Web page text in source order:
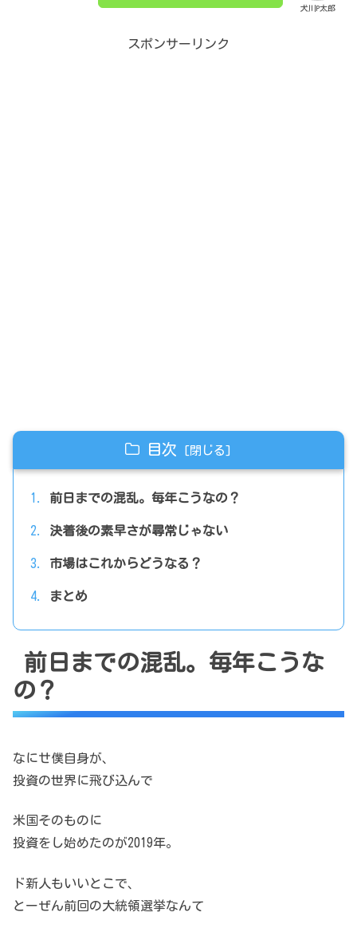
犬川P太郎
スポンサーリンク
目次
前日までの混乱。毎年こうなの？
決着後の素早さが尋常じゃない
市場はこれからどうなる？
まとめ
前日までの混乱。毎年こうな
の？
なにせ僕自身が、
投資の世界に飛び込んで
米国そのものに
投資をし始めたのが2019年。
ド新人もいいとこで、
とーぜん前回の大統領選挙なんて